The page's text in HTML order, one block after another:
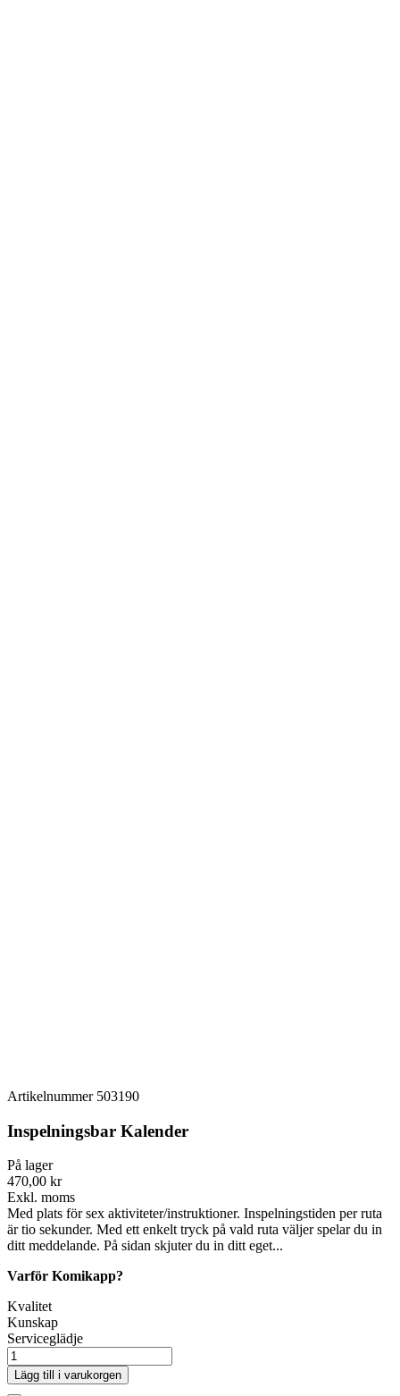
Artikelnummer 503190
Inspelningsbar Kalender
På lager
470,00 kr
Exkl. moms
Med plats för sex aktiviteter/instruktioner. Inspelningstiden per ruta
är tio sekunder. Med ett enkelt tryck på vald ruta väljer spelar du in
ditt meddelande. På sidan skjuter du in ditt eget...
Varför Komikapp?
Kvalitet
Kunskap
Serviceglädje
Lägg till i varukorgen